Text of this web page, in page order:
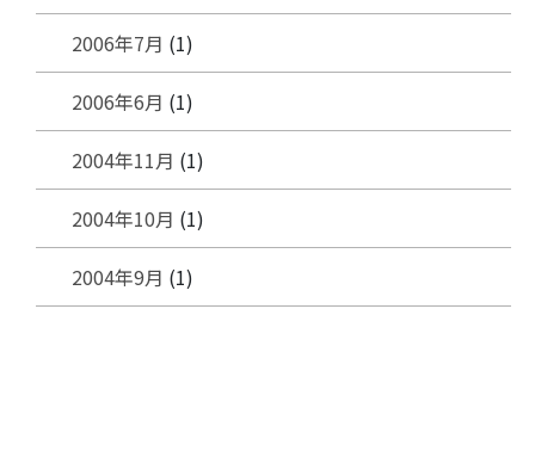
2006年7月 (1)
2006年6月 (1)
2004年11月 (1)
2004年10月 (1)
2004年9月 (1)